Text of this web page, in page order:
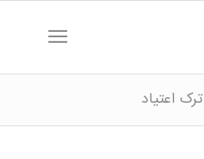
اعتیاد